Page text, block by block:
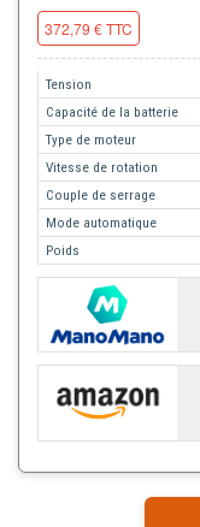
372,79 € TTC
Tension
Capacité de la batterie
Type de moteur
Vitesse de rotation
Couple de serrage
Mode automatique
Poids